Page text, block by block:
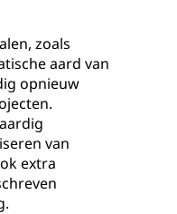
zoals
aard van
opnieuw
van
extra